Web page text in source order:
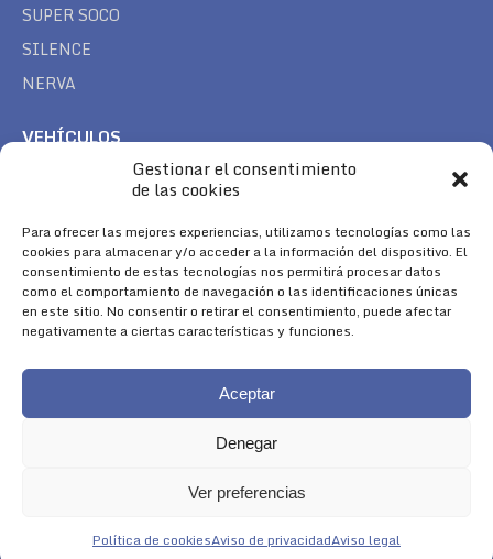
Gestionar el consentimiento
de las cookies
Para ofrecer las mejores experiencias, utilizamos tecnologías como las
cookies para almacenar y/o acceder a la información del dispositivo. El
consentimiento de estas tecnologías nos permitirá procesar datos
como el comportamiento de navegación o las identificaciones únicas
en este sitio. No consentir o retirar el consentimiento, puede afectar
negativamente a ciertas características y funciones.
Aceptar
Denegar
Ver preferencias
Política de cookiesAviso de privacidadAviso legal
SUPER SOCO
SILENCE
NERVA
VEHÍCULOS
TREK
SÍGUENOS
Encuéntranos en:
Facebook
page
YouTube
page
Instagram
page
Aviso Legal|Política de Cookies